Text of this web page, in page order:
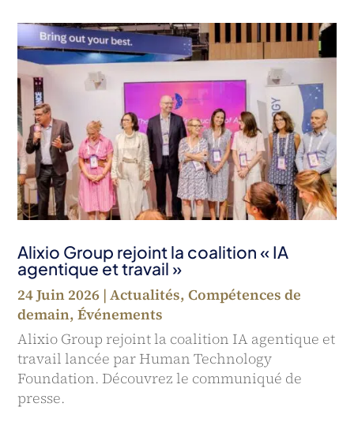
Alixio Group rejoint la coalition « IA
agentique et travail »
24 Juin 2026 |Actualités,Compétences de
demain,Événements
Alixio Group rejoint la coalition IA agentique et
travail lancée par Human Technology
Foundation. Découvrez le communiqué de
presse.